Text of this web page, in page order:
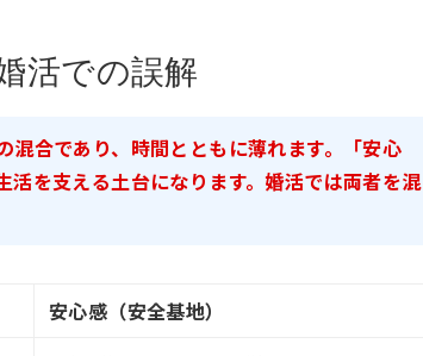
活での誤解
混合であり、時間とともに薄れます。「安心
を支える土台になります。婚活では両者を混
安心感（安全基地）